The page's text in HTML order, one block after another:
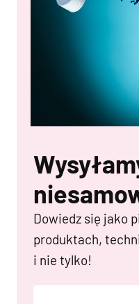
Dowiedz się jako
produktach,
i nie tylko!